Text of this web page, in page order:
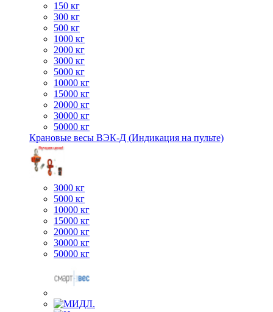
150 кг
300 кг
500 кг
1000 кг
2000 кг
3000 кг
5000 кг
10000 кг
15000 кг
20000 кг
30000 кг
50000 кг
Крановые весы ВЭК-Д (Индикация на пульте)
3000 кг
5000 кг
10000 кг
15000 кг
20000 кг
30000 кг
50000 кг